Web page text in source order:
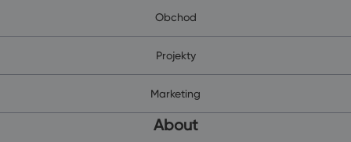
Obchod
Projekty
Marketing
About